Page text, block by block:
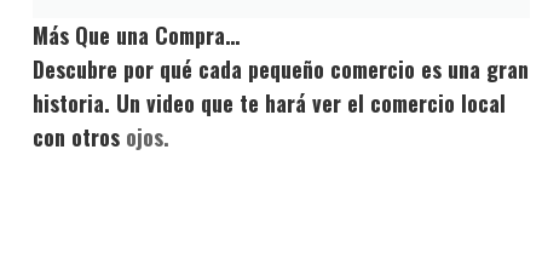
Más Que una Compra…
Descubre por qué cada pequeño comercio es una gran
historia. Un video que te hará ver el comercio local
con otros ojos.